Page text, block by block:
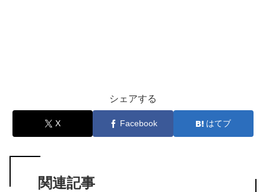
シェアする
X Facebook はてブ
関連記事